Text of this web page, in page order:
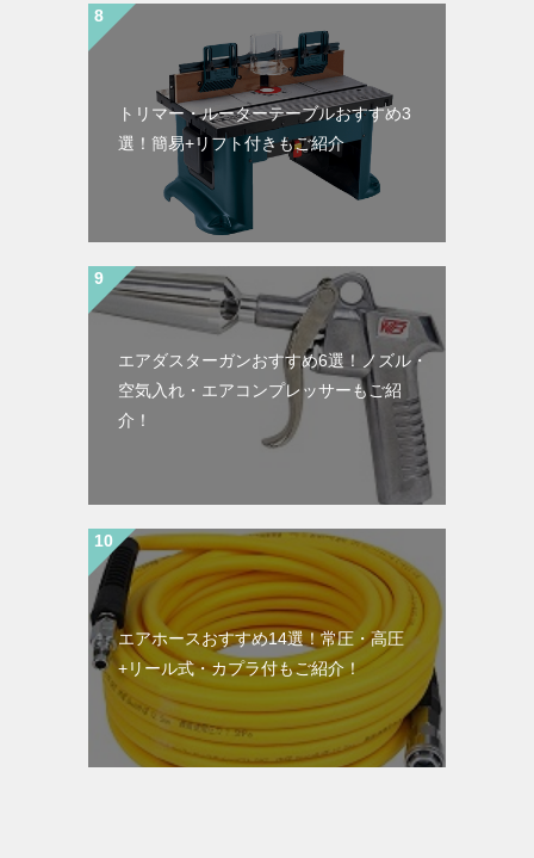
トリマー・ルーターテーブルおすすめ3
選！簡易+リフト付きもご紹介
エアダスターガンおすすめ6選！ノズル・
空気入れ・エアコンプレッサーもご紹
介！
エアホースおすすめ14選！常圧・高圧
+リール式・カプラ付もご紹介！